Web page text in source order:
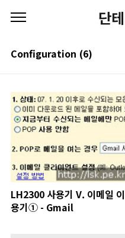
단
Configuration (6)
LH2300 사용기 V. 이메일 이
용기① - Gmail